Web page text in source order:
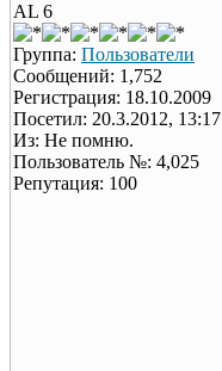
AL 6
Группа: Пользователи
Сообщений: 1,752
Регистрация: 18.10.2009
Посетил: 20.3.2012, 13:17
Из: Не помню.
Пользователь №: 4,025
Репутация: 100